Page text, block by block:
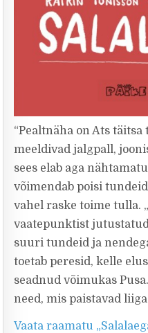
“Pealtnäha on Ats
meeldivad jalgpall,
sees elab aga
võimendab poisi
vahel raske toime tulla.
vaatepunktist
suuri tundeid ja
toetab peresid, kelle
seadnud võimukas
need, mis paistavad
Vaata raamatu